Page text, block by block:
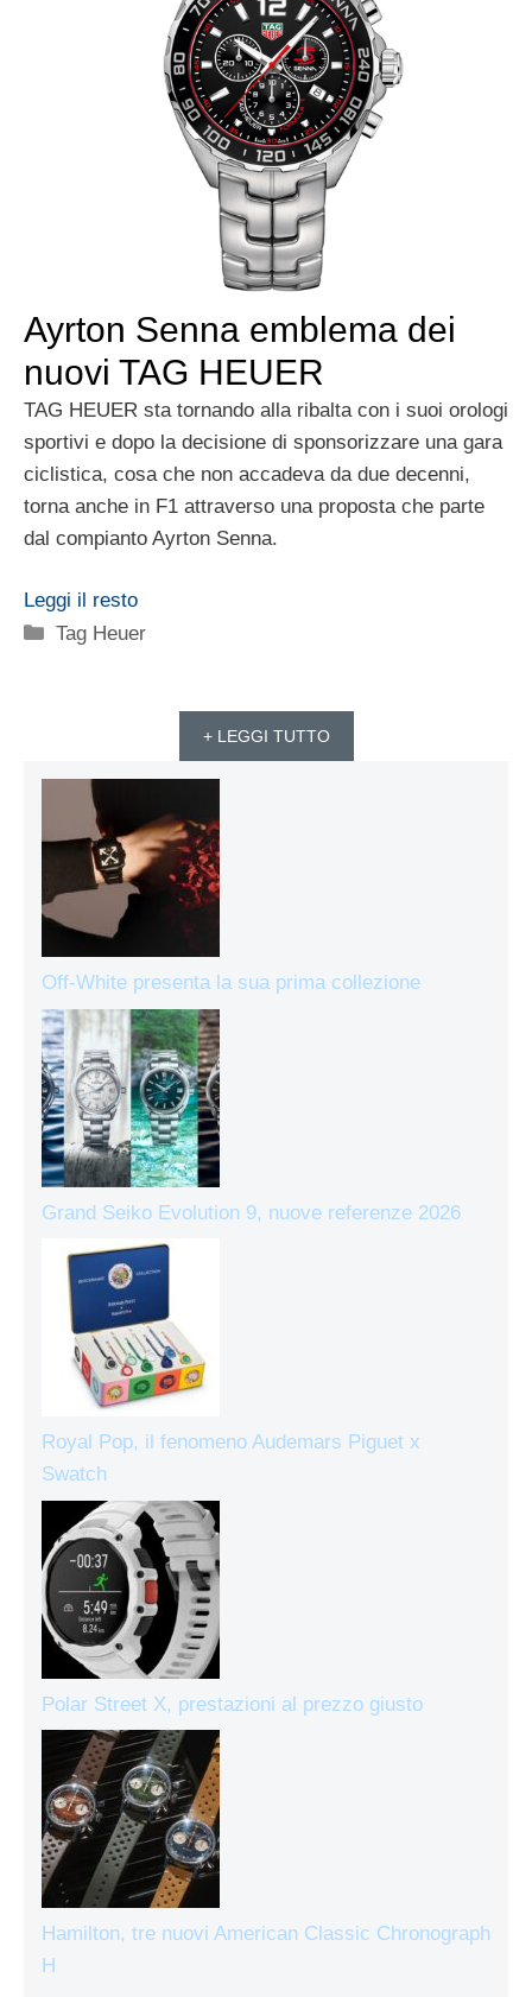
Ayrton Senna emblema dei
nuovi TAG HEUER
TAG HEUER sta tornando alla ribalta con i suoi orologi
sportivi e dopo la decisione di sponsorizzare una gara
ciclistica, cosa che non accadeva da due decenni,
torna anche in F1 attraverso una proposta che parte
dal compianto Ayrton Senna.
Leggi il resto
Categorie
Tag Heuer
+ LEGGI TUTTO
Off-White presenta la sua prima collezione
Grand Seiko Evolution 9, nuove referenze 2026
Royal Pop, il fenomeno Audemars Piguet x
Swatch
Polar Street X, prestazioni al prezzo giusto
Hamilton, tre nuovi American Classic Chronograph
H